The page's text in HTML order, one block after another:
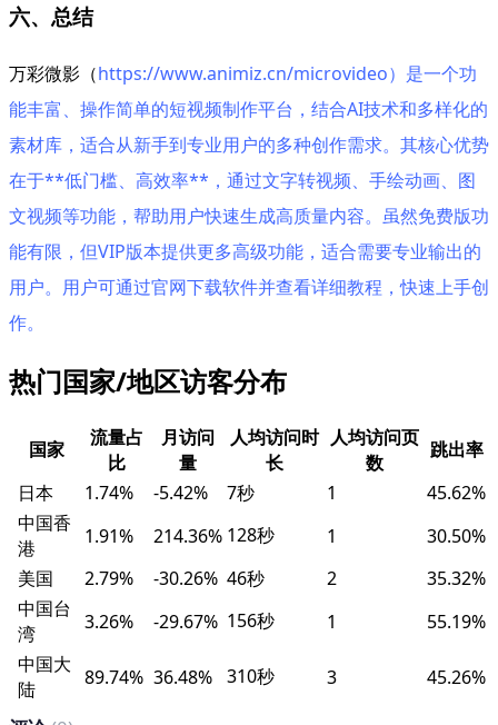
六、总结
万彩微影（https://www.animiz.cn/microvideo）是一个功
能丰富、操作简单的短视频制作平台，结合AI技术和多样化的
素材库，适合从新手到专业用户的多种创作需求。其核心优势
在于**低门槛、高效率**，通过文字转视频、手绘动画、图
文视频等功能，帮助用户快速生成高质量内容。虽然免费版功
能有限，但VIP版本提供更多高级功能，适合需要专业输出的
用户。用户可通过官网下载软件并查看详细教程，快速上手创
作。
热门国家/地区访客分布
国家
流量占
比
月访问
量
人均访问时
长
人均访问页
数
跳出率
日本
1.74% -5.42% 7秒 1
45.62%
中国香
港
1.91% 214.36% 128秒 1
30.50%
美国
2.79% -30.26% 46秒 2
35.32%
中国台
湾
3.26% -29.67% 156秒 1
55.19%
中国大
陆
89.74% 36.48% 310秒 3 45.26%